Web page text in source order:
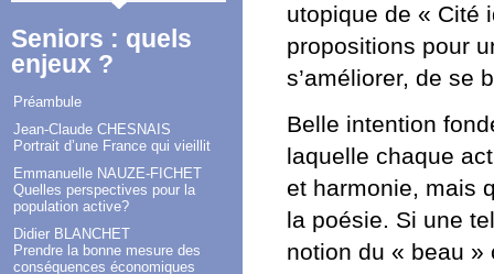
Seniors : quels
enjeux ?
Préambule
Jean-Claude CHESNAIS
Portrait d’une France qui vieillit
Emmanuelle NAUZE-FICHET
Quelles perspectives pour la
population active?
Didier BLANCHET
Prendre la bonne mesure des
conséquences économiques
utopique de « Cité
propositions pour
s’améliorer, de se
Belle intention
laquelle chaque
et harmonie, mais
la poésie. Si une
notion du « beau »